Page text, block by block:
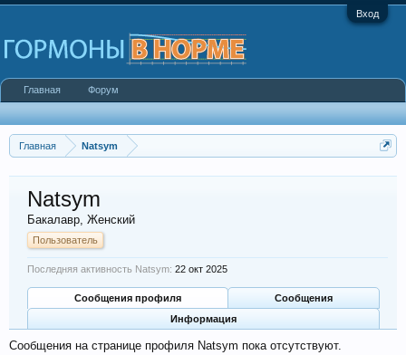
Вход
Главная Natsym
Natsym
Бакалавр, Женский
Пользователь
Последняя активность Natsym: 22 окт 2025
Сообщения профиля
Сообщения
Информация
Сообщения на странице профиля Natsym пока отсутствуют.
Главная Форум